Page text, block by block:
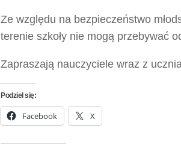
Ze względu na bezpieczeństwo
terenie szkoły nie mogą przebywać
Zapraszają nauczyciele wraz z
Podziel się:
Facebook X